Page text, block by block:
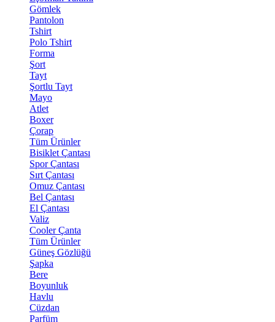
Gömlek
Pantolon
Tshirt
Polo Tshirt
Forma
Şort
Tayt
Şortlu Tayt
Mayo
Atlet
Boxer
Çorap
Tüm Ürünler
Bisiklet Çantası
Spor Çantası
Sırt Çantası
Omuz Çantası
Bel Çantası
El Çantası
Valiz
Cooler Çanta
Tüm Ürünler
Güneş Gözlüğü
Şapka
Bere
Boyunluk
Havlu
Cüzdan
Parfüm